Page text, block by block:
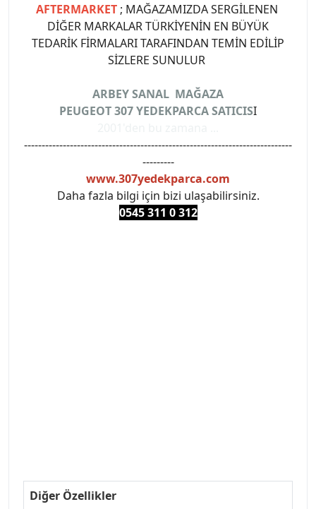
AFTERMARKET ; MAĞAZAMIZDA SERGİLENEN
DİĞER MARKALAR TÜRKİYENİN EN BÜYÜK
TEDARİK FİRMALARI TARAFINDAN TEMİN EDİLİP
SİZLERE SUNULUR
ARBEY SANAL MAĞAZA
PEUGEOT 307 YEDEKPARCA SATICISI
----------------------------------------------------------------------------
---------
www.307yedekparca.com
Daha fazla bilgi için bizi ulaşabilirsiniz.
0545 311 0 312
Diğer Özellikler